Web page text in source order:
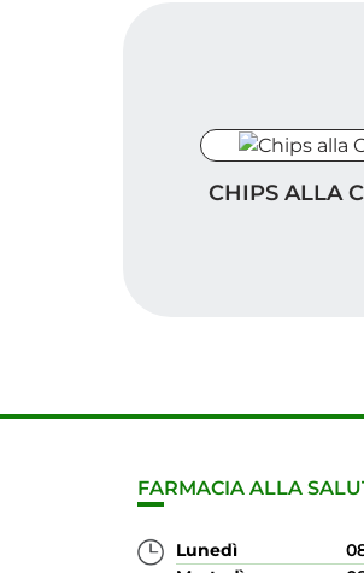
CHIPS ALLA
FARMACIA ALLA
Lunedì